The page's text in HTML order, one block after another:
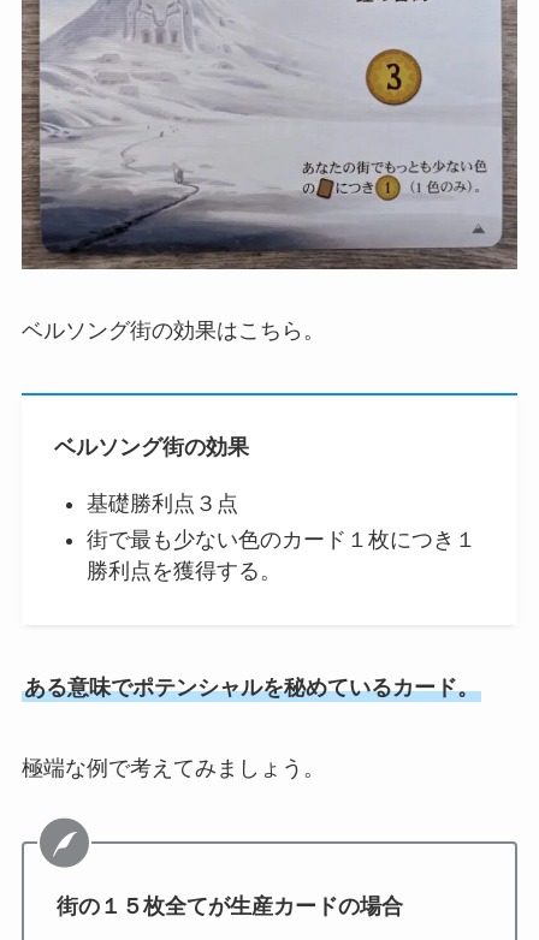
ベルソング街の効果はこちら。
ベルソング街の効果
基礎勝利点３点
街で最も少ない色のカード１枚につき１
勝利点を獲得する。
ある意味でポテンシャルを秘めているカード。
極端な例で考えてみましょう。
街の１５枚全てが生産カードの場合